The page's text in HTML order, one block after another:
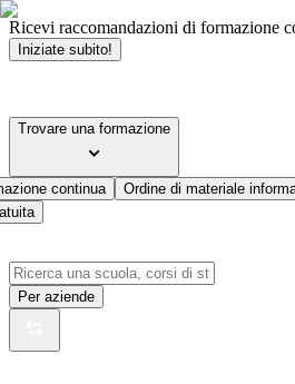
Ricevi raccomandazioni di formazione
Iniziate subito!
Trovare una formazione
continua
Ordine di materiale
Per aziende